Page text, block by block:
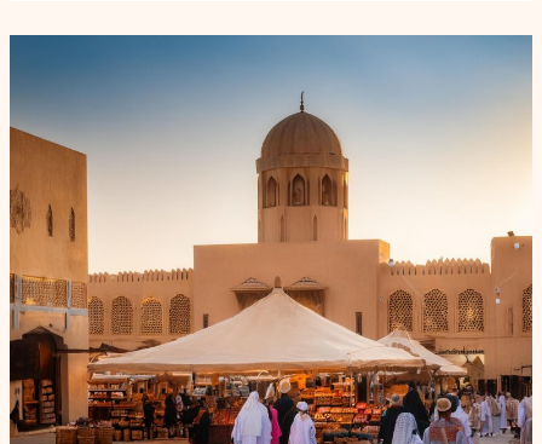
ultimativer
Abenteuerführer